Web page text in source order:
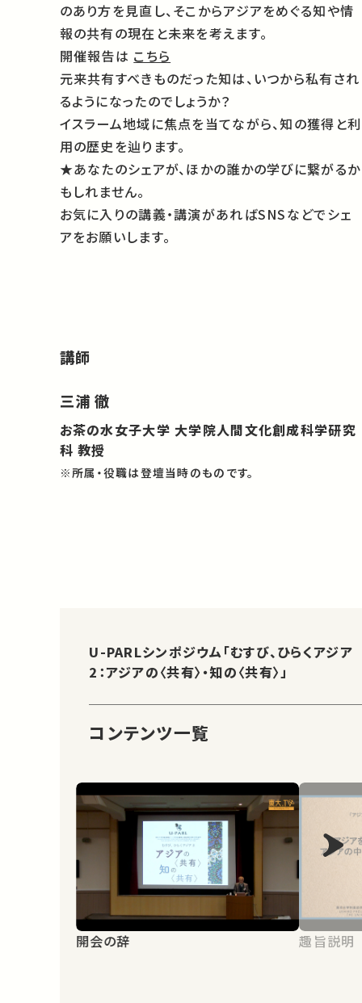
のあり方を見直し、そこからアジアをめぐる知や情
報の共有の現在と未来を考えます。
開催報告は こちら
元来共有すべきものだった知は、いつから私有され
るようになったのでしょうか？
イスラーム地域に焦点を当てながら、知の獲得と利
用の歴史を辿ります。
★あなたのシェアが、ほかの誰かの学びに繋がるか
もしれません。
お気に入りの講義・講演があればSNSなどでシェ
アをお願いします。
講師
三浦 徹
お茶の水女子大学 大学院人間文化創成科学研究
科 教授
※所属・役職は登壇当時のものです。
U-PARLシンポジウム「むすび、ひらくアジア
2：アジアの〈共有〉・知の〈共有〉」
コンテンツ一覧
開会の辞 趣旨説明